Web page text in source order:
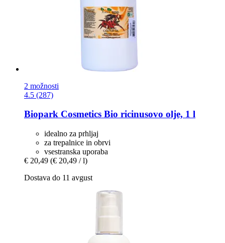
2 možnosti
4.5 (287)
Biopark Cosmetics Bio ricinusovo olje, 1 l
idealno za prhljaj
za trepalnice in obrvi
vsestranska uporaba
€ 20,49 (€ 20,49 / l)
Dostava do 11 avgust